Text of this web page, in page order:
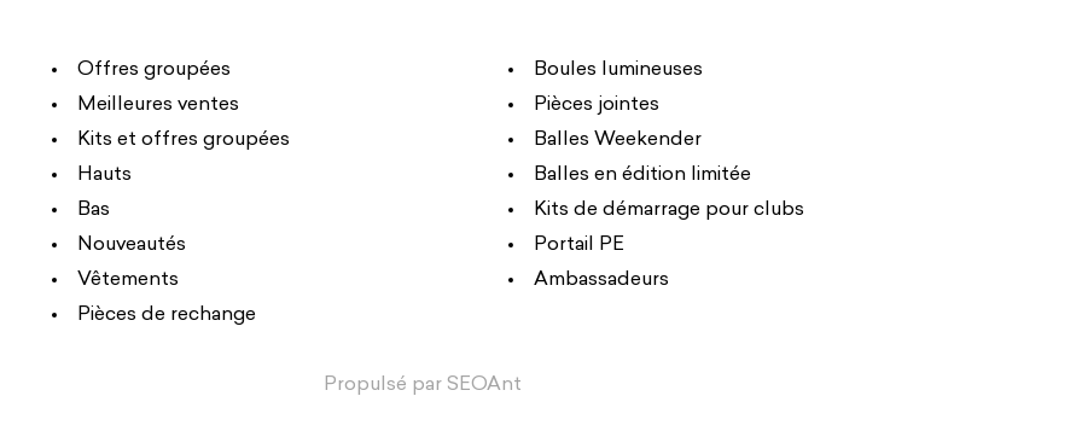
Offres groupées
Meilleures ventes
Kits et offres groupées
Hauts
Bas
Nouveautés
Vêtements
Pièces de rechange
Boules lumineuses
Pièces jointes
Balles Weekender
Balles en édition limitée
Kits de démarrage pour clubs
Portail PE
Ambassadeurs
Propulsé par SEOAnt